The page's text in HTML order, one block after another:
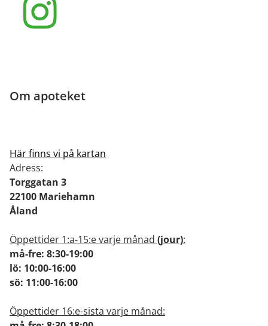
Om apoteket
Här finns vi på kartan
Adress:
Torggatan 3
22100 Mariehamn
Åland
Öppettider 1:a-15:e varje månad (jour):
må-fre: 8:30-19:00
lö: 10:00-16:00
sö: 11:00-16:00
Öppettider 16:e-sista varje månad: